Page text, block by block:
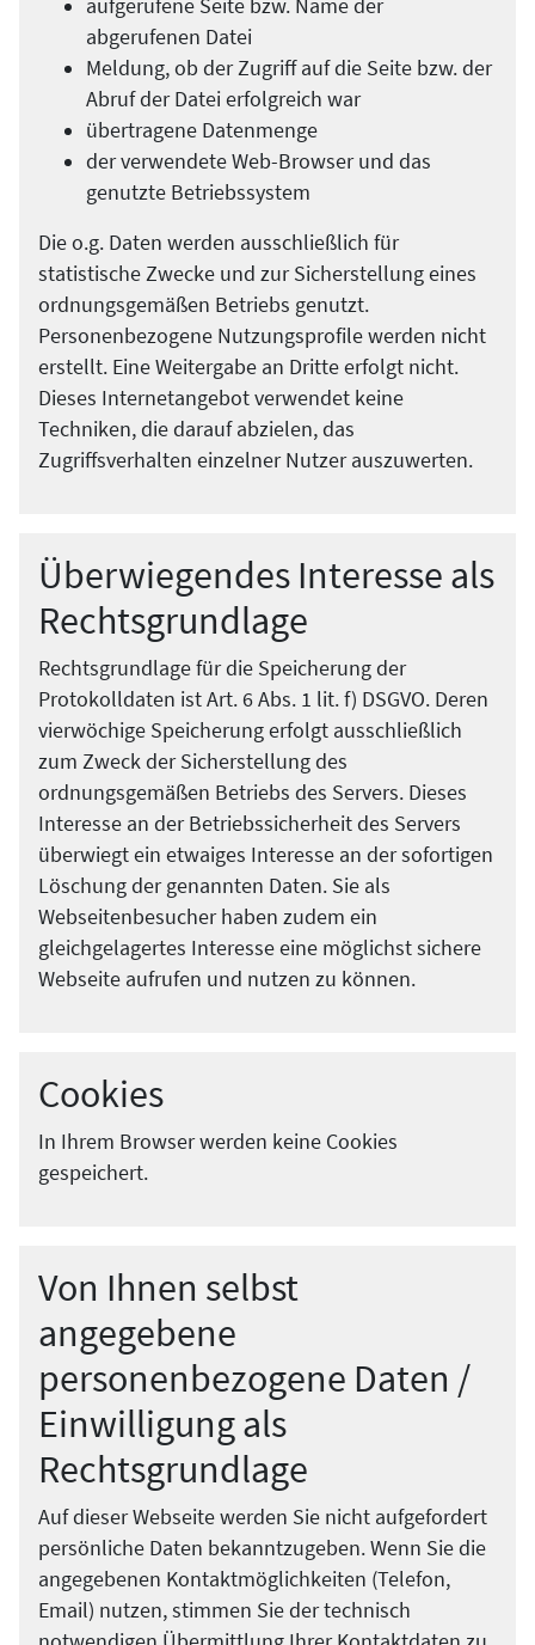
aufgerufene Seite bzw. Name der
abgerufenen Datei
Meldung, ob der Zugriff auf die Seite bzw. der
Abruf der Datei erfolgreich war
übertragene Datenmenge
der verwendete Web-Browser und das
genutzte Betriebssystem
Die o.g. Daten werden ausschließlich für
statistische Zwecke und zur Sicherstellung eines
ordnungsgemäßen Betriebs genutzt.
Personenbezogene Nutzungsprofile werden nicht
erstellt. Eine Weitergabe an Dritte erfolgt nicht.
Dieses Internetangebot verwendet keine
Techniken, die darauf abzielen, das
Zugriffsverhalten einzelner Nutzer auszuwerten.
Überwiegendes Interesse als
Rechtsgrundlage
Rechtsgrundlage für die Speicherung der
Protokolldaten ist Art. 6 Abs. 1 lit. f) DSGVO. Deren
vierwöchige Speicherung erfolgt ausschließlich
zum Zweck der Sicherstellung des
ordnungsgemäßen Betriebs des Servers. Dieses
Interesse an der Betriebssicherheit des Servers
überwiegt ein etwaiges Interesse an der sofortigen
Löschung der genannten Daten. Sie als
Webseitenbesucher haben zudem ein
gleichgelagertes Interesse eine möglichst sichere
Webseite aufrufen und nutzen zu können.
Cookies
In Ihrem Browser werden keine Cookies
gespeichert.
Von Ihnen selbst
angegebene
personenbezogene Daten /
Einwilligung als
Rechtsgrundlage
Auf dieser Webseite werden Sie nicht aufgefordert
persönliche Daten bekanntzugeben. Wenn Sie die
angegebenen Kontaktmöglichkeiten (Telefon,
Email) nutzen, stimmen Sie der technisch